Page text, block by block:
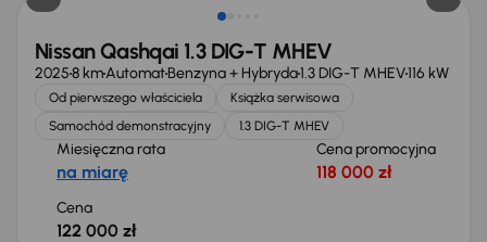
Nissan Qashqai 1.3 DIG-T MHEV
20258 kmAutomatBenzyna + Hybryda1.3 DIG-T MHEV116 kW
Od pierwszego właściciela
Książka serwisowa
Samochód demonstracyjny
1.3 DIG-T MHEV
Miesięczna rata
na miarę
Cena promocyjna
118 000 zł
Cena
122 000 zł